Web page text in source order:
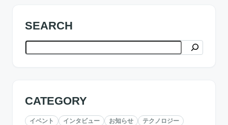
SEARCH
検索
CATEGORY
イベント インタビュー お知らせ
テクノロジー